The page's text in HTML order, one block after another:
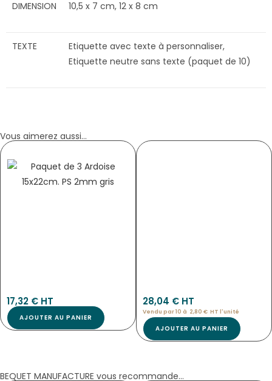
DIMENSION 10,5 x 7 cm, 12 x 8 cm
TEXTE
Etiquette avec texte à personnaliser,
Etiquette neutre sans texte (paquet de 10)
Vous aimerez aussi...
17,32 € HT
AJOUTER AU PANIER
28,04 € HT
Vendu par 10 à 2,80 € HT l'unité
AJOUTER AU PANIER
BEQUET MANUFACTURE vous recommande...